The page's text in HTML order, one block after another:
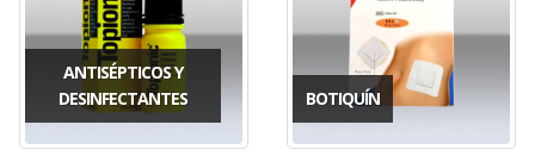
ANTISÉPTICOS Y
DESINFECTANTES
BOTIQUÍN